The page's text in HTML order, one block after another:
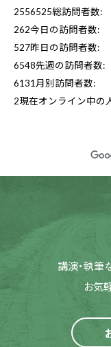
2556525総訪問者数:
262今日の訪問者数:
527昨日の訪問者数:
6548先週の訪問者数:
6131 月別訪問者数:
2現在オンライン中の
講演・執筆
お気